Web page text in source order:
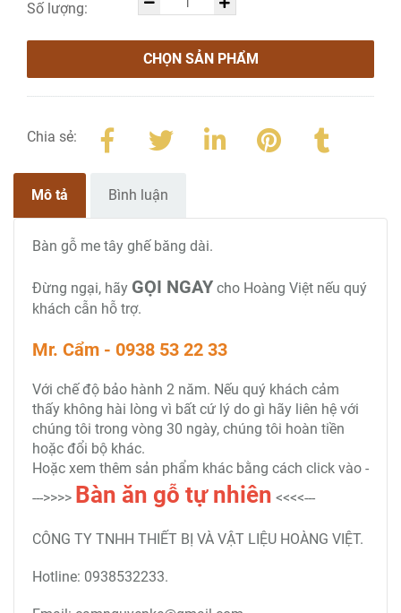
Số lượng:
CHỌN SẢN PHẨM
Chia sẻ:
Mô tả Bình luận
Bàn gỗ me tây ghế băng dài.
Đừng ngại, hãy GỌI NGAY cho Hoàng Việt nếu quý
khách cẫn hỗ trợ.
Mr. Cẩm - 0938 53 22 33
Với chế độ bảo hành 2 năm. Nếu quý khách cảm
thấy không hài lòng vì bất cứ lý do gì hãy liên hệ với
chúng tôi trong vòng 30 ngày, chúng tôi hoàn tiền
hoặc đổi bộ khác.
Hoặc xem thêm sản phẩm khác bằng cách click vào -
--->>>> Bàn ăn gỗ tự nhiên <<<<---
CÔNG TY TNHH THIẾT BỊ VÀ VẬT LIỆU HOÀNG VIỆT.
Hotline: 0938532233.